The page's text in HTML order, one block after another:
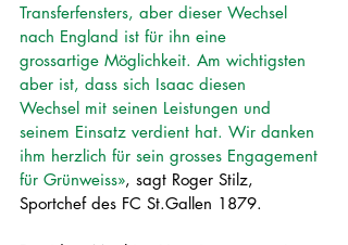
Transferfensters, aber dieser Wechsel
nach England ist für ihn eine
grossartige Möglichkeit. Am wichtigsten
aber ist, dass sich Isaac diesen
Wechsel mit seinen Leistungen und
seinem Einsatz verdient hat. Wir danken
ihm herzlich für sein grosses Engagement
für Grünweiss», sagt Roger Stilz,
Sportchef des FC St.Gallen 1879.